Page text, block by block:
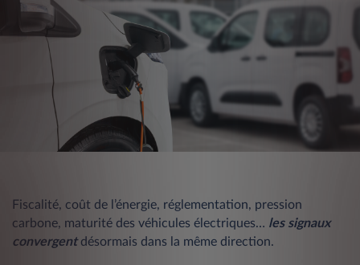
Fiscalité, coût de l’énergie, réglementation, pression
carbone, maturité des véhicules électriques… les signaux
convergentdésormais dans la même direction.